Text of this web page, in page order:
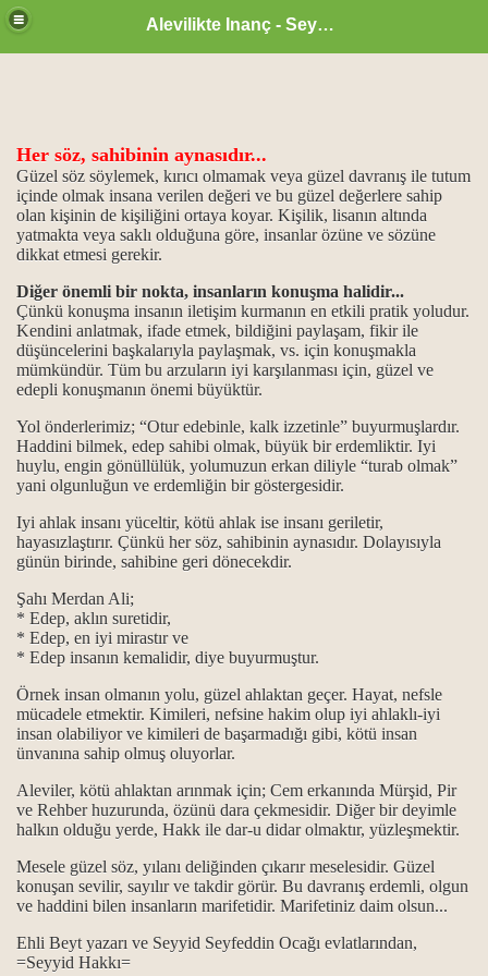
Alevilikte Inanç - Seyyid Hakkı
Her söz, sahibinin aynasıdır...
Güzel söz söylemek, kırıcı olmamak veya güzel davranış ile tutum
içinde olmak insana verilen değeri ve bu güzel değerlere sahip
olan kişinin de kişiliğini ortaya koyar. Kişilik, lisanın altında
yatmakta veya saklı olduğuna göre, insanlar özüne ve sözüne
dikkat etmesi gerekir.
Diğer önemli bir nokta, insanların konuşma halidir...
Çünkü konuşma insanın iletişim kurmanın en etkili pratik yoludur.
Kendini anlatmak, ifade etmek, bildiğini paylaşam, fikir ile
düşüncelerini başkalarıyla paylaşmak, vs. için konuşmakla
mümkündür. Tüm bu arzuların iyi karşılanması için, güzel ve
edepli konuşmanın önemi büyüktür.
Yol önderlerimiz; “Otur edebinle, kalk izzetinle” buyurmuşlardır.
Haddini bilmek, edep sahibi olmak, büyük bir erdemliktir. Iyi
huylu, engin gönüllülük, yolumuzun erkan diliyle “turab olmak”
yani olgunluğun ve erdemliğin bir göstergesidir.
Iyi ahlak insanı yüceltir, kötü ahlak ise insanı geriletir,
hayasızlaştırır. Çünkü her söz, sahibinin aynasıdır. Dolayısıyla
günün birinde, sahibine geri dönecekdir.
Şahı Merdan Ali;
* Edep, aklın suretidir,
* Edep, en iyi mirastır ve
* Edep insanın kemalidir, diye buyurmuştur.
Örnek insan olmanın yolu, güzel ahlaktan geçer. Hayat, nefsle
mücadele etmektir. Kimileri, nefsine hakim olup iyi ahlaklı-iyi
insan olabiliyor ve kimileri de başarmadığı gibi, kötü insan
ünvanına sahip olmuş oluyorlar.
Aleviler, kötü ahlaktan arınmak için; Cem erkanında Mürşid, Pir
ve Rehber huzurunda, özünü dara çekmesidir. Diğer bir deyimle
halkın olduğu yerde, Hakk ile dar-u didar olmaktır, yüzleşmektir.
Mesele güzel söz, yılanı deliğinden çıkarır meselesidir. Güzel
konuşan sevilir, sayılır ve takdir görür. Bu davranış erdemli, olgun
ve haddini bilen insanların marifetidir. Marifetiniz daim olsun...
Ehli Beyt yazarı ve Seyyid Seyfeddin Ocağı evlatlarından,
=Seyyid Hakkı=
önemi
işlevi...
din kitapları
ile önemi…
gösterilmiştir...